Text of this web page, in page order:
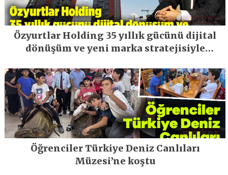
Özyurtlar Holding 35 yıllık gücünü dijital
dönüşüm ve yeni marka stratejisiyle
Öğrenciler Türkiye Deniz Canlıları
Müzesi’ne koştu